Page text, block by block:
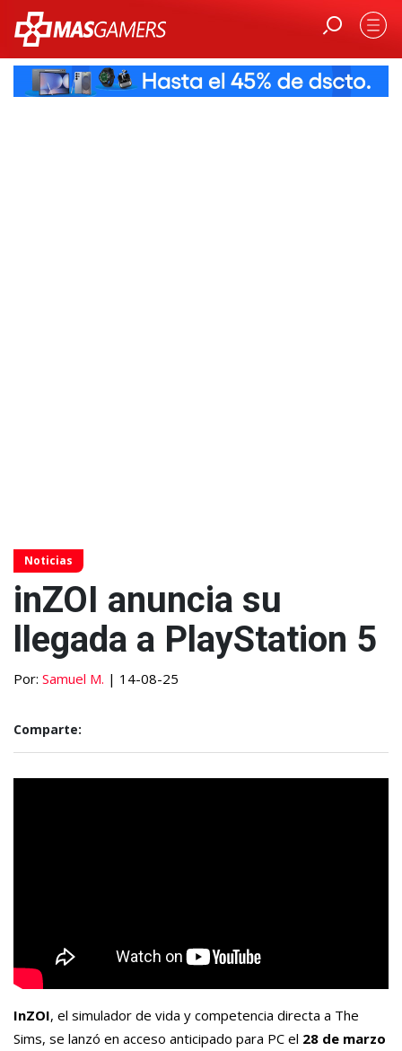
Noticias
inZOI anuncia su
llegada a PlayStation 5
Por: Samuel M. | 14-08-25
Comparte:
InZOI, el simulador de vida y competencia directa a The
Sims, se lanzó en acceso anticipado para PC el 28 de marzo